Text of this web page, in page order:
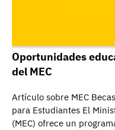
Oportunidades
del MEC
Artículo sobre MEC
para Estudiantes El
(MEC) ofrece un